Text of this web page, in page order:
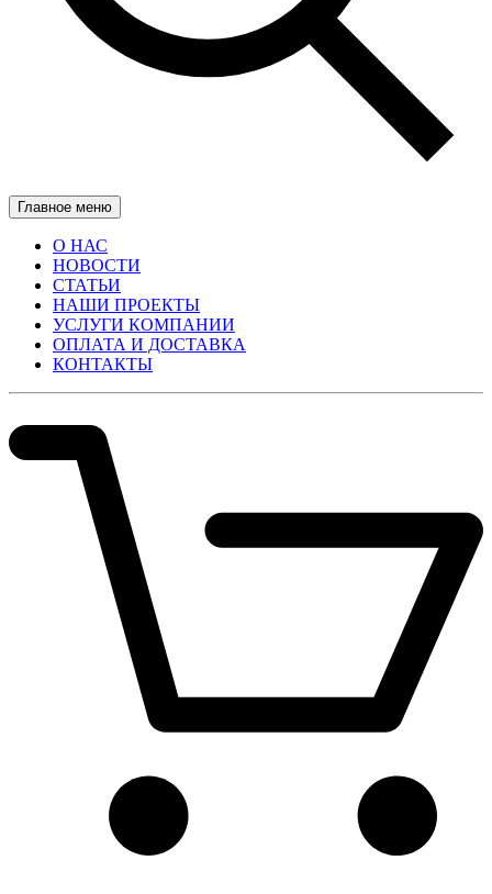
Главное меню
О НАС
НОВОСТИ
СТАТЬИ
НАШИ ПРОЕКТЫ
УСЛУГИ КОМПАНИИ
ОПЛАТА И ДОСТАВКА
КОНТАКТЫ